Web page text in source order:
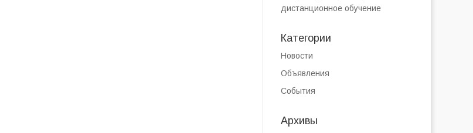
дистанционное обучение
Категории
Новости
Объявления
События
Архивы